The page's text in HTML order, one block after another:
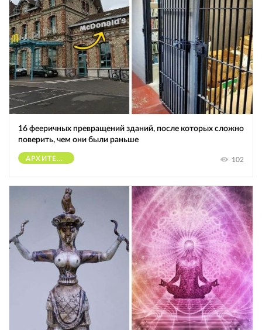
16 фееричных превращений зданий, после которых сложно
поверить, чем они были раньше
АРХИТЕКТУРА 102